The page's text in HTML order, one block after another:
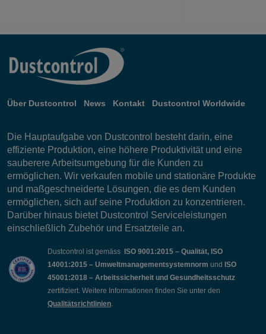
Über Dustcontrol News Kontakt Dustcontrol Worldwide
Die Hauptaufgabe von Dustcontrol besteht darin, eine
effiziente Produktion, eine höhere Produktivität und eine
sauberere Arbeitsumgebung für die Kunden zu
ermöglichen. Wir verkaufen mobile und stationäre Produkte
und maßgeschneiderte Lösungen, die es dem Kunden
ermöglichen, sich auf seine Produktion zu konzentrieren.
Darüber hinaus bietet Dustcontrol Serviceleistungen
einschließlich Zubehör und Ersatzteile an.
Dustcontrol ist gemäss
ISO 9001:2015 – Qualität, ISO
14001:2015 – Umweltmanagementsystemnorm und ISO
45001:2018 – Arbeitssicherheit und Gesundheitsschutz
zertifiziert. Weitere Informationen finden Sie unter den
Qualitätsrichtlinien.